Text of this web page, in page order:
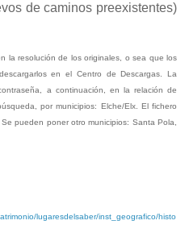
de caminos preexistentes)
la resolución de los originales, o sea que los
en el Centro de Descargas. La
a continuación, en la relación de
por municipios: Elche/Elx. El fichero
pueden poner otro municipios: Santa Pola,
lugaresdelsaber/inst_geografico/histo